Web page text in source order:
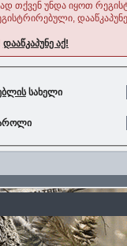
თქვენ უნდა იყოთ
დააწკაპუნე აქ!
სახელი